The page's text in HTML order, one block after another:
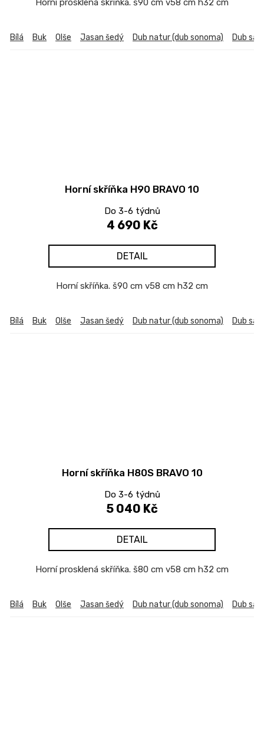
Bílá Buk Olše Jasan šedý Dub natur (dub sonoma) Dub
Horní skříňka H90 BRAVO 10
Do 3-6 týdnů
4 690 Kč
DETAIL
Horní skříňka. š90 cm v58 cm h32 cm
Bílá Buk Olše Jasan šedý Dub natur (dub sonoma) Dub
Horní skříňka H80S BRAVO 10
Do 3-6 týdnů
5 040 Kč
DETAIL
Horní prosklená skříňka. š80 cm v58 cm h32 cm
Bílá Buk Olše Jasan šedý Dub natur (dub sonoma) Dub